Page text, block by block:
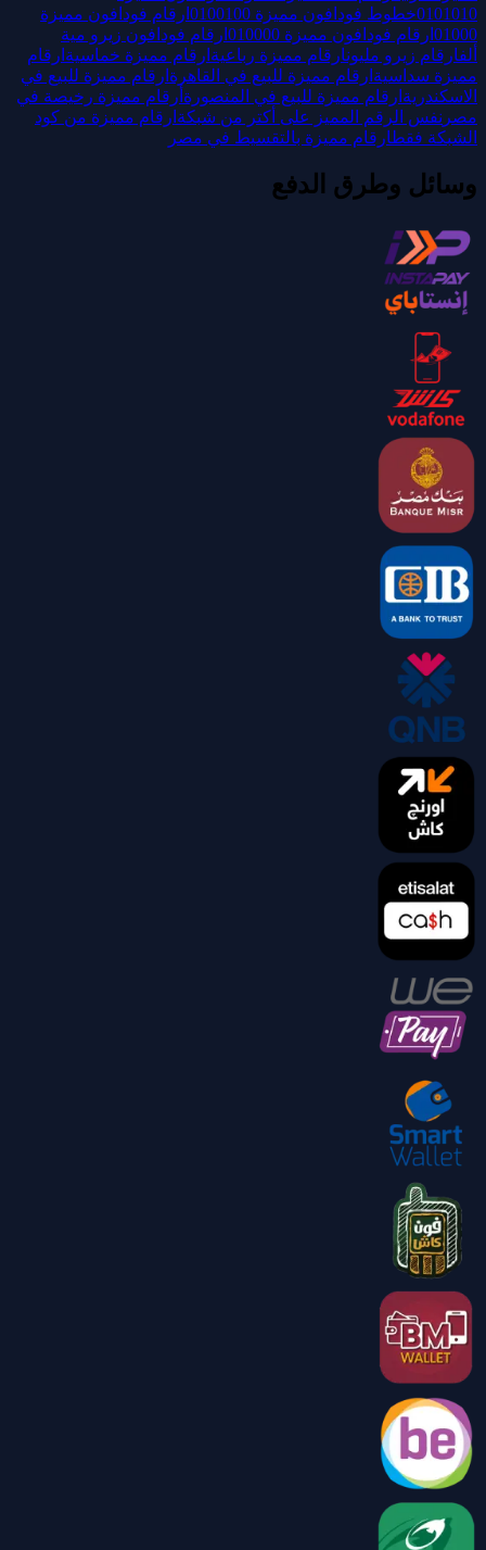
0101010خطوط فودافون مميزة 0100100
ارقام فودافون مميزة
01000 ارقام فودافون مميزة 010000
ارقام فودافون زيرو مية
ألفارقام زيرو مليونارقام مميزة رباعية ارقام مميزة خماسية ارقام
مميزة سداسية ارقام مميزة للبيع في القاهرة ارقام مميزة للبيع في
الاسكندرية ارقام مميزة للبيع في المنصورة أرقام مميزة رخيصة في
مصر نفس الرقم المميز على أكتر من شبكة ارقام مميزة من كود
الشبكة فقطارقام مميزة بالتقسيط في مصر
وسائل وطرق الدفع